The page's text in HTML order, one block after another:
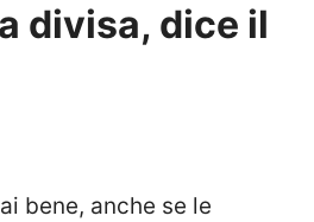
divisa, dice il
bene, anche se le